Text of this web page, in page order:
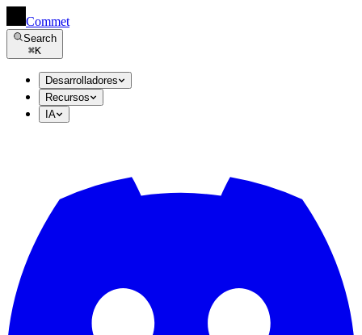
Commet
Search
⌘K
Desarrolladores
Recursos
IA